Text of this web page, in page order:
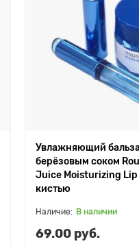
Увлажняющий
берёзовым соком
Juice Moisturizing Lip
кистью
В наличии
69.00 руб.